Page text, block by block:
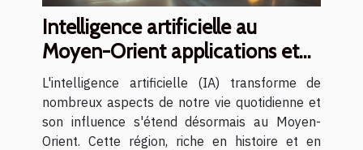
Intelligence artificielle au
Moyen-Orient applications et
éthique
L'intelligence artificielle (IA) transforme de
nombreux aspects de notre vie quotidienne et
son influence s'étend désormais au Moyen-
Orient. Cette région, riche en histoire et en